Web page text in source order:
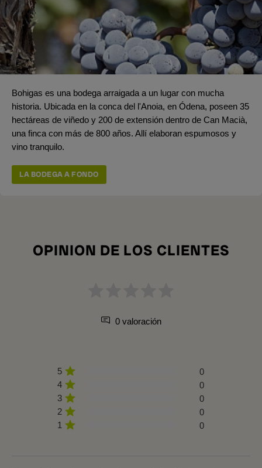
Bohigas es una bodega arraigada a un lugar con mucha
historia. Ubicada en la conca del l'Anoia, en Ódena, poseen 35
hectáreas de viñedo y 200 de extensión dentro de Can Macià,
una finca con más de 800 años. Allí elaboran espumosos y
vino tranquilo.
LA BODEGA A FONDO
OPINION DE LOS CLIENTES
0 valoración
5
0
4
0
3
0
2
0
1
0